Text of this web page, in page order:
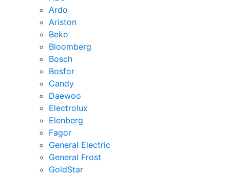
Ardo
Ariston
Beko
Bloomberg
Bosch
Bosfor
Candy
Daewoo
Electrolux
Elenberg
Fagor
General Electric
General Frost
GoldStar